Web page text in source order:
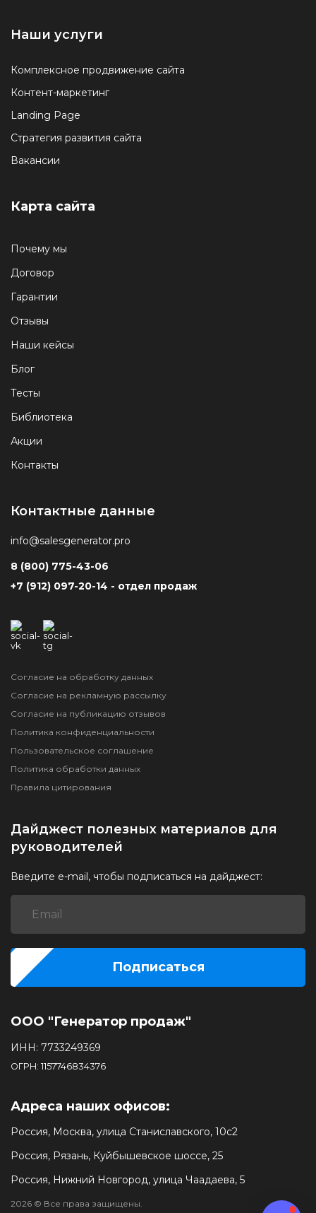
ООО "Генератор продаж"
ИНН: 7733249369
ОГРН: 1157746834376
Адреса наших офисов:
Россия, Москва, улица Станиславского, 10с2
Россия, Рязань, Куйбышевское шоссе, 25
Россия, Нижний Новгород, улица Чаадаева, 5
2026 © Все права защищены.
Наши услуги
Комплексное продвижение сайта
Контент-маркетинг
Landing Page
Стратегия развития сайта
Вакансии
Карта сайта
Почему мы
Договор
Гарантии
Отзывы
Наши кейсы
Блог
Тесты
Библиотека
Акции
Контакты
Контактные данные
info@salesgenerator.pro
8 (800) 775-43-06
+7 (912) 097-20-14 - отдел продаж
Согласие на обработку данных
Согласие на рекламную рассылку
Согласие на публикацию отзывов
Политика конфиденциальности
Пользовательское соглашение
Политика обработки данных
Правила цитирования
Дайджест полезных материалов для
руководителей
Введите e-mail, чтобы подписаться на дайджест:
Подписаться